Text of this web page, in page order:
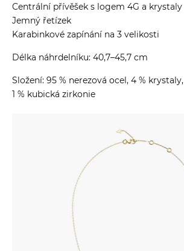
Centrální přívěšek s logem 4G a krystaly
Jemný řetízek
Karabinkové zapínání na 3 velikosti
Délka náhrdelníku: 40,7–45,7 cm
Složení: 95 % nerezová ocel, 4 % krystaly,
1 % kubická zirkonie